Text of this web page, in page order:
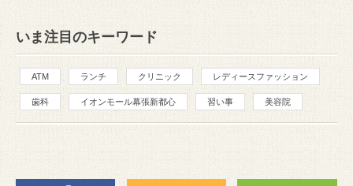
いま注目のキーワード
ATM ランチ クリニック レディースファッション
歯科 イオンモール幕張新都心 習い事 美容院